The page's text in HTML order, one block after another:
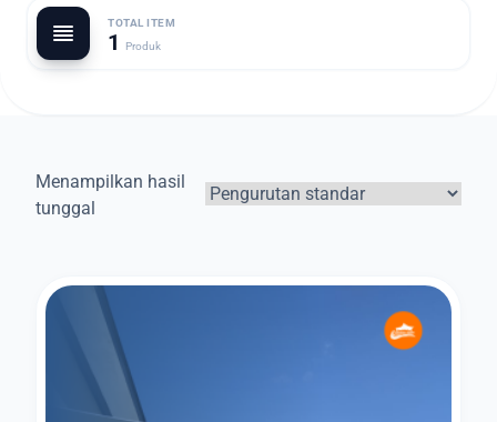
TOTAL ITEM
1 Produk
Menampilkan hasil
tunggal